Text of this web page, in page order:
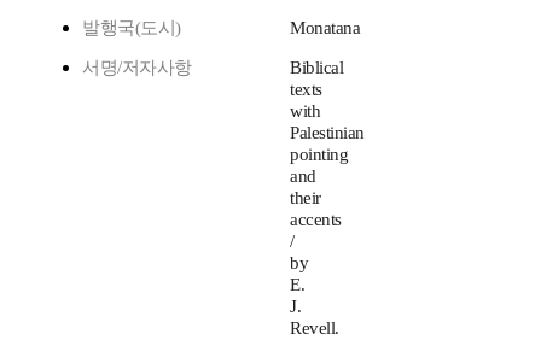
발행국(도시) Monatana
서명/저자사항
Biblical
texts
with
Palestinian
pointing
and
their
accents
/
by
E.
J.
Revell.